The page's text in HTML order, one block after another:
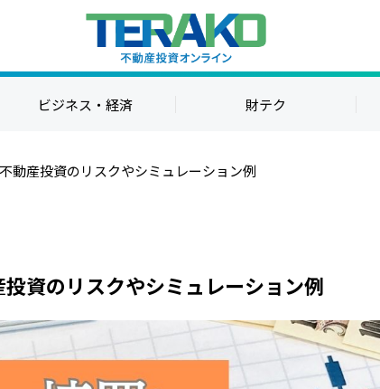
ビジネス・経済 財テク
動産投資のリスクやシミュレーション例
資のリスクやシミュレーション例